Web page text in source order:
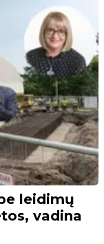
leidimų
vadina